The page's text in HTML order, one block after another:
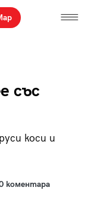
със
коси и
коментара